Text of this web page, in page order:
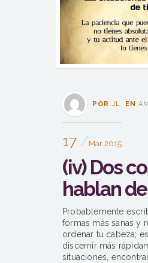
POR JL EN
17 Mar 2015
(iv) Dos
hablan
Probablemente
formas más sanas y
ordenar tu cabeza;
discernir más
situaciones,